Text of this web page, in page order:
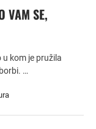
VAM SE,
kom je pružila
…